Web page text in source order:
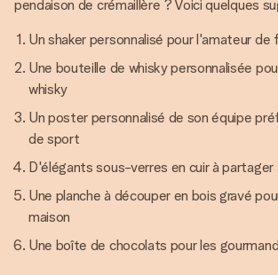
pendaison de crémaillère ? Voici quelques
Un shaker personnalisé pour l'amateur
Une bouteille de whisky personnalisée
whisky
Un poster personnalisé de son équipe
de sport
D'élégants sous-verres en cuir à partager
Une planche à découper en bois gravé
maison
Une boîte de chocolats pour les